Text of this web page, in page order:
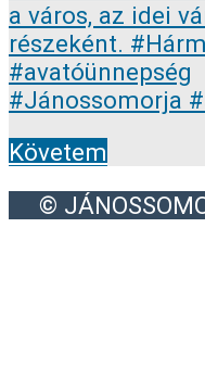
Követem
©